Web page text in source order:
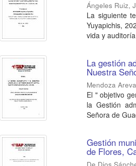
Ángeles Ruiz,
La siguiente
Yuyapichis,
vida y
La gestión
Nuestra
Mendoza
El " objetivo
la Gestión
Señora de
Gestión
de Flores,